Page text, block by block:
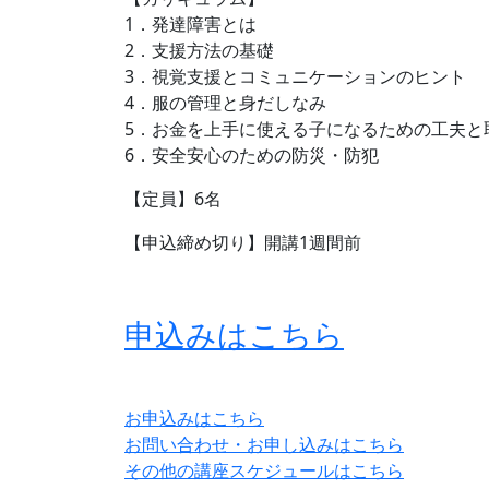
1．発達障害とは
2．支援方法の基礎
3．視覚支援とコミュニケーションのヒント
4．服の管理と身だしなみ
5．お金を上手に使える子になるための工夫
6．安全安心のための防災・防犯
【定員】6名
【申込締め切り】開講1週間前
申込みはこちら
お申込みはこちら
お問い合わせ・お申し込みはこちら
その他の講座スケジュールはこちら